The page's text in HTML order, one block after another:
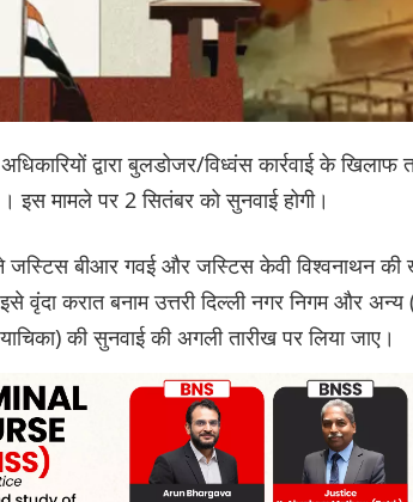
द्वारा बुलडोजर/विध्वंस कार्रवाई के
इस मामले पर 2 सितंबर को सुनवाई होगी।
जस्टिस बीआर गवई और जस्टिस केवी विश्वनाथन
वृंदा करात बनाम उत्तरी दिल्ली नगर निगम और
की सुनवाई की अगली तारीख पर लिया जाए।